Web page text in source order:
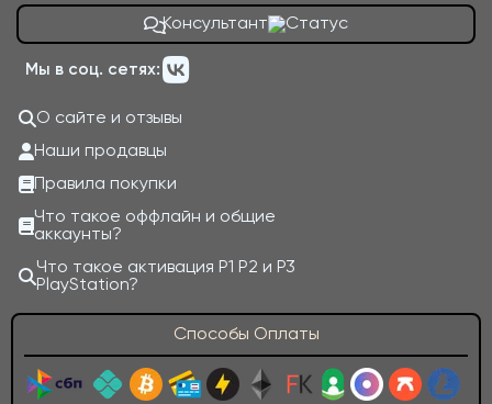
Консультант
Мы в соц. сетях:
О сайте и отзывы
Наши продавцы
Правила покупки
Что такое оффлайн и общие
аккаунты?
Что такое активация P1 P2 и P3
PlayStation?
Способы Оплаты